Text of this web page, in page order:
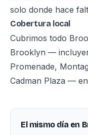
solo donde hace
Cobertura local
Cubrimos todo
Brooklyn —
Promenade,
Cadman Plaza —
El mismo día en